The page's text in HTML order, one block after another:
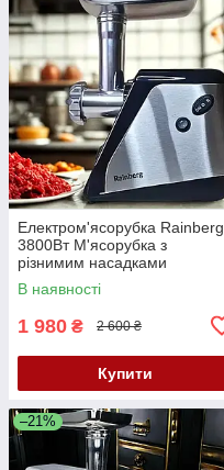
Електром'ясорубка Rainberg
3800Вт М'ясорубка з
різнимим насадками
М'ясорубка з соковитискачем
К2
В наявності
1 980 ₴ 2 600 ₴
Купити
–21%